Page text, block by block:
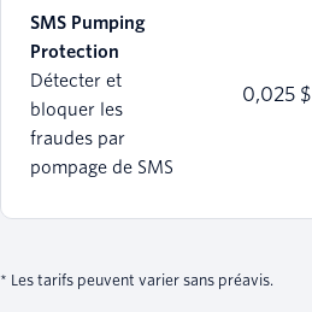
SMS Pumping
Protection
Détecter et
bloquer les
fraudes par
pompage de SMS
0,025 $
* Les tarifs peuvent varier sans préavis.